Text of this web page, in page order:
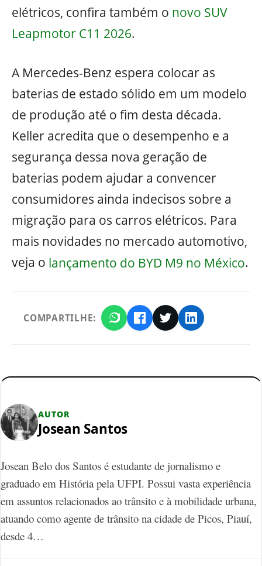
elétricos, confira também o novo SUV
Leapmotor C11 2026.
A Mercedes-Benz espera colocar as
baterias de estado sólido em um modelo
de produção até o fim desta década.
Keller acredita que o desempenho e a
segurança dessa nova geração de
baterias podem ajudar a convencer
consumidores ainda indecisos sobre a
migração para os carros elétricos. Para
mais novidades no mercado automotivo,
veja o lançamento do BYD M9 no México.
COMPARTILHE:
AUTOR
Josean Santos
Josean Belo dos Santos é estudante de jornalismo e
graduado em História pela UFPI. Possui vasta experiência
em assuntos relacionados ao trânsito e à mobilidade urbana,
atuando como agente de trânsito na cidade de Picos, Piauí,
desde 4…